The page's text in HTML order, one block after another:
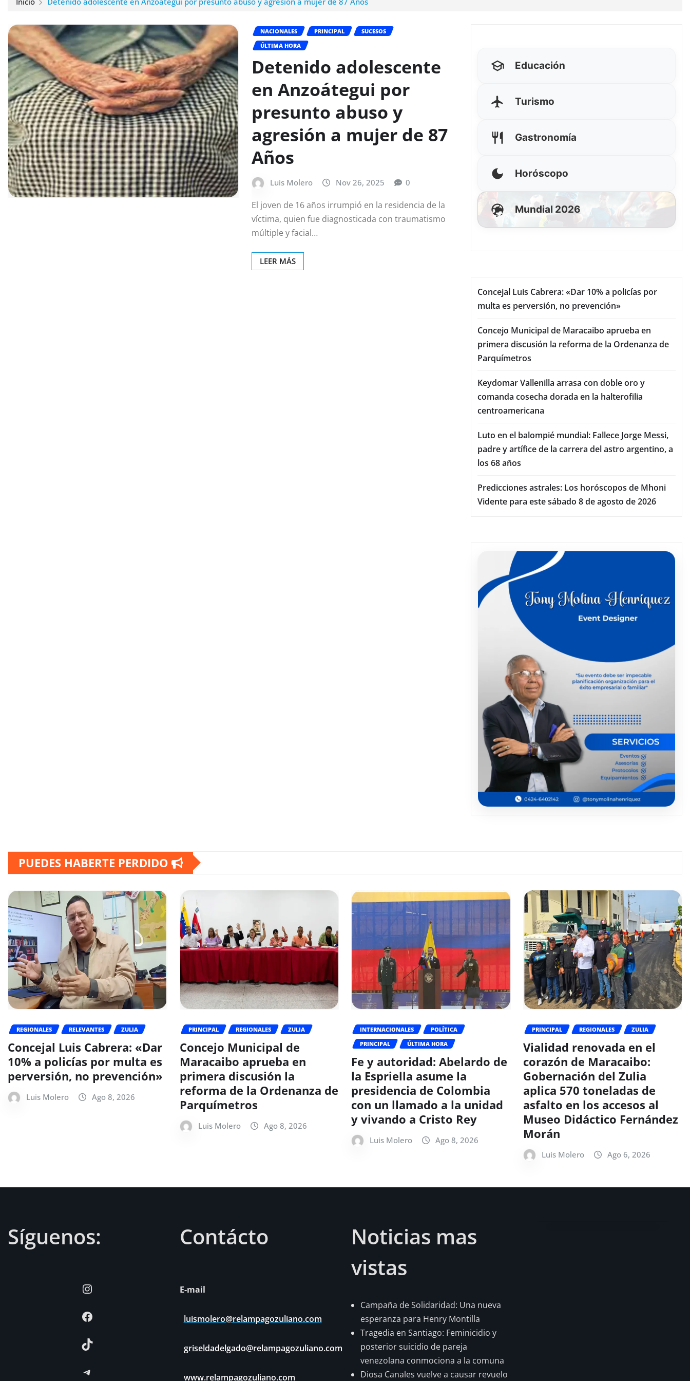
NACIONALES PRINCIPAL
SUCESOS
ÚLTIMA HORA
Detenido adolescente
en Anzoátegui por
presunto abuso y
agresión a mujer de 87
Años
Luis Molero Nov 26, 2025 0
El joven de 16 años irrumpió en la residencia de la
víctima, quien fue diagnosticada con traumatismo
múltiple y facial…
LEER MÁS
Educación
Turismo
Gastronomía
Horóscopo
Mundial 2026
Concejal Luis Cabrera: «Dar 10% a policías por
multa es perversión, no prevención»
Concejo Municipal de Maracaibo aprueba en
primera discusión la reforma de la Ordenanza de
Parquímetros
Keydomar Vallenilla arrasa con doble oro y
comanda cosecha dorada en la halterofilia
centroamericana
Luto en el balompié mundial: Fallece Jorge Messi,
padre y artífice de la carrera del astro argentino, a
los 68 años
Predicciones astrales: Los horóscopos de Mhoni
Vidente para este sábado 8 de agosto de 2026
PUEDES HABERTE PERDIDO
REGIONALES RELEVANTES ZULIA
Concejal Luis Cabrera: «Dar
10% a policías por multa es
perversión, no prevención»
Luis Molero Ago 8, 2026
PRINCIPAL REGIONALES ZULIA
Concejo Municipal de
Maracaibo aprueba en
primera discusión la
reforma de la Ordenanza de
Parquímetros
Luis Molero Ago 8, 2026
INTERNACIONALES
POLÍTICA
PRINCIPAL
ÚLTIMA HORA
Fe y autoridad: Abelardo de
la Espriella asume la
presidencia de Colombia
con un llamado a la unidad
y vivando a Cristo Rey
Luis Molero Ago 8, 2026
PRINCIPAL REGIONALES ZULIA
Vialidad renovada en el
corazón de Maracaibo:
Gobernación del Zulia
aplica 570 toneladas de
asfalto en los accesos al
Museo Didáctico Fernández
Morán
Luis Molero Ago 6, 2026
Síguenos:
Instagram
Facebook
TikTok
Telegram
Contácto
E-mail
luismolero@relampagozuliano.com
griseldadelgado@relampagozuliano.com
www.relampagozuliano.com
Noticias mas
vistas
Campaña de Solidaridad: Una nueva
esperanza para Henry Montilla
Tragedia en Santiago: Feminicidio y
posterior suicidio de pareja
venezolana conmociona a la comuna
Diosa Canales vuelve a causar revuelo